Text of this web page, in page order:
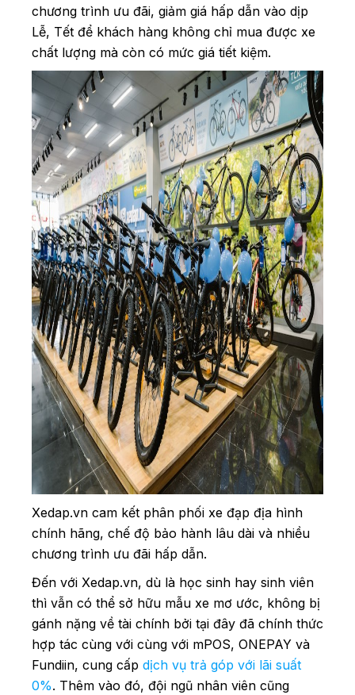
chương trình ưu đãi, giảm giá hấp dẫn vào dịp
Lễ, Tết để khách hàng không chỉ mua được xe
chất lượng mà còn có mức giá tiết kiệm.
Xedap.vn cam kết phân phối xe đạp địa hình
chính hãng, chế độ bảo hành lâu dài và nhiều
chương trình ưu đãi hấp dẫn.
Đến với Xedap.vn, dù là học sinh hay sinh viên
thì vẫn có thể sở hữu mẫu xe mơ ước, không bị
gánh nặng về tài chính bởi tại đây đã chính thức
hợp tác cùng với cùng với mPOS, ONEPAY và
Fundiin, cung cấp dịch vụ trả góp với lãi suất
0%. Thêm vào đó, đội ngũ nhân viên cũng